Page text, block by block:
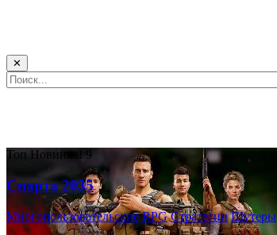
✕
Топ Новинка! 9
Спарта 2035
Многопользовательские RPG Стратегии Шутеры